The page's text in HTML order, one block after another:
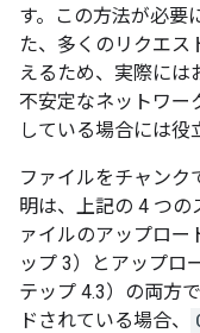
す。この方法が必要
た、多くのリクエス
えるため、実際には
不安定なネットワー
している場合には役
ファイルをチャンク
明は、上記の 4 つの
ァイルのアップロー
ップ 3）とアップロ
テップ 4.3）の両方
ドされている場合、